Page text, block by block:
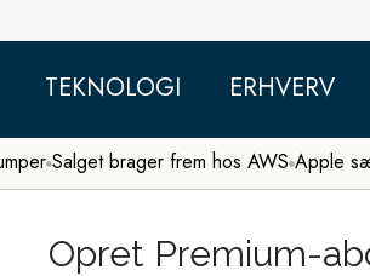
TEKNOLOGI ERHVERV
Salget brager frem hos AWS Apple
Opret Premium-